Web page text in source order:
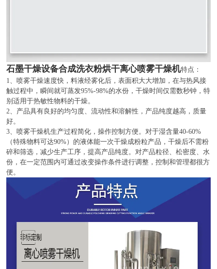
石墨干燥设备合成洗衣粉烘干离心喷雾干燥机特点：
1、喷雾干燥速度快，料液经雾化后，表面积大大增加，在与热风接
触过程中，瞬间就可蒸发95%-98%的水份，干燥时间仅需数秒钟，特
别适用于热敏性物料的干燥。
2、产品具有良好的均匀度、流动性和溶解性，产品纯度越高，质量
好。
3、喷雾干燥机生产过程简化，操作控制方便。对于湿含量40-60%
（特殊物料可达90%）的液体能一次干燥成粉粒产品，干燥后不需粉
碎和筛选，减少生产工序，提高产品纯度。对产品粒径、松密度、水
份，在一定范围内可通过改变操作条件进行调整，控制和管理都很方
便。